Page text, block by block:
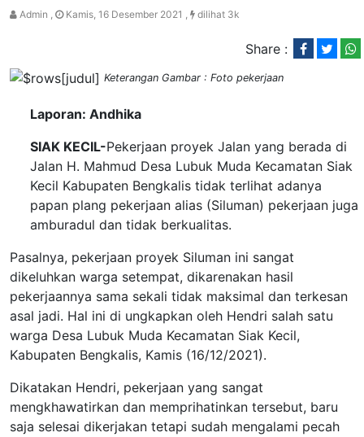
Admin , Kamis, 16 Desember 2021 , dilihat 3k
Share :
Keterangan Gambar : Foto pekerjaan
Laporan: Andhika
SIAK KECIL-Pekerjaan proyek Jalan yang berada di
Jalan H. Mahmud Desa Lubuk Muda Kecamatan Siak
Kecil Kabupaten Bengkalis tidak terlihat adanya
papan plang pekerjaan alias (Siluman) pekerjaan juga
amburadul dan tidak berkualitas.
Pasalnya, pekerjaan proyek Siluman ini sangat
dikeluhkan warga setempat, dikarenakan hasil
pekerjaannya sama sekali tidak maksimal dan terkesan
asal jadi. Hal ini di ungkapkan oleh Hendri salah satu
warga Desa Lubuk Muda Kecamatan Siak Kecil,
Kabupaten Bengkalis, Kamis (16/12/2021).
Dikatakan Hendri, pekerjaan yang sangat
mengkhawatirkan dan memprihatinkan tersebut, baru
saja selesai dikerjakan tetapi sudah mengalami pecah